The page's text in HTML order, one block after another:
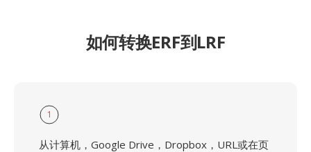
如何转换ERF到LRF
1
从计算机，Google Drive，Dropbox，URL或在页